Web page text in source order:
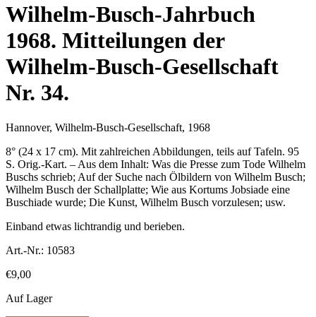
Wilhelm-Busch-Jahrbuch
1968. Mitteilungen der
Wilhelm-Busch-Gesellschaft
Nr. 34.
Hannover, Wilhelm-Busch-Gesellschaft, 1968
8° (24 x 17 cm). Mit zahlreichen Abbildungen, teils auf Tafeln. 95
S. Orig.-Kart. – Aus dem Inhalt: Was die Presse zum Tode Wilhelm
Buschs schrieb; Auf der Suche nach Ölbildern von Wilhelm Busch;
Wilhelm Busch der Schallplatte; Wie aus Kortums Jobsiade eine
Buschiade wurde; Die Kunst, Wilhelm Busch vorzulesen; usw.
Einband etwas lichtrandig und berieben.
Art.-Nr.: 10583
€9,00
Auf Lager